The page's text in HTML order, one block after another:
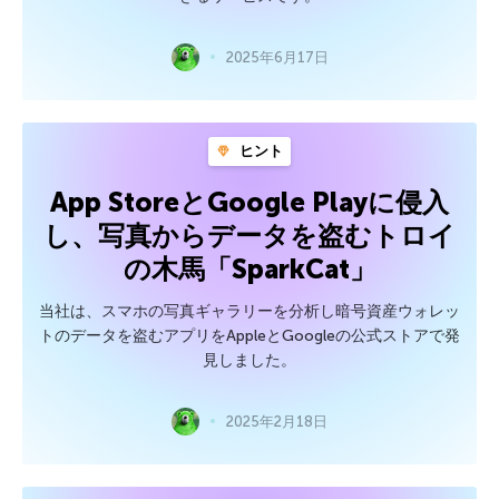
2025年6月17日
ヒント
App StoreとGoogle Playに侵入
し、写真からデータを盗むトロイ
の木馬「SparkCat」
当社は、スマホの写真ギャラリーを分析し暗号資産ウォレッ
トのデータを盗むアプリをAppleとGoogleの公式ストアで発
見しました。
2025年2月18日